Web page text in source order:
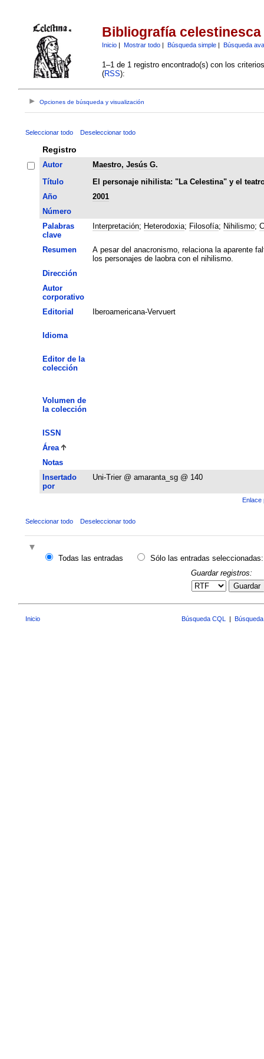
Bibliografía celestinesca
Inicio| Mostrar todo| Búsqueda simple| Búsqueda
1–1 de 1 registro encontrado(s) con los
(RSS):
Opciones de búsqueda y visualización
Seleccionar todo Deseleccionar todo
Registro
Autor
Maestro, Jesús G.
Título
El personaje nihilista: "La Celestina" y el
Año
2001
Número
Palabras
clave
Interpretación; Heterodoxia; Filosofía; Nihilismo;
Resumen
A pesar del anacronismo, relaciona la aparente
los personajes de laobra con el nihilismo.
Dirección
Autor
corporativo
Editorial
Iberoamericana-Vervuert
Idioma
Editor de la
colección
Volumen de
la colección
ISSN
Área
Notas
Insertado
por
Uni-Trier @ amaranta_sg @ 140
Enlace
Seleccionar todo Deseleccionar todo
Todas las entradas
Sólo las entradas seleccionadas:
Guardar registros:
Guardar
Inicio Búsqueda CQL